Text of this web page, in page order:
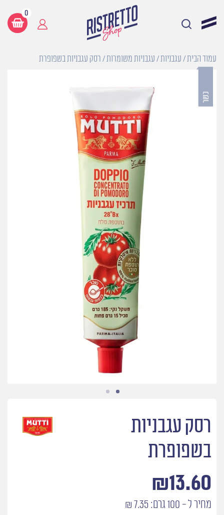
0
עמוד הבית/עגבניות/עגבניות משומרות/ רסק עגבניות בשפופרת
רסק עגבניות
בשפופרת
₪13.60
מחיר ל - 100 גרם: 7.35 ₪